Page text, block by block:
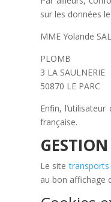
sur les données
MME Yolande
PLOMB
3 LA SAULNERIE
50870 LE PARC
Enfin,
française.
Le site
au bon affichage